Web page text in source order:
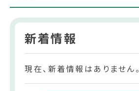
新着情報
現在、新着情報はありません。